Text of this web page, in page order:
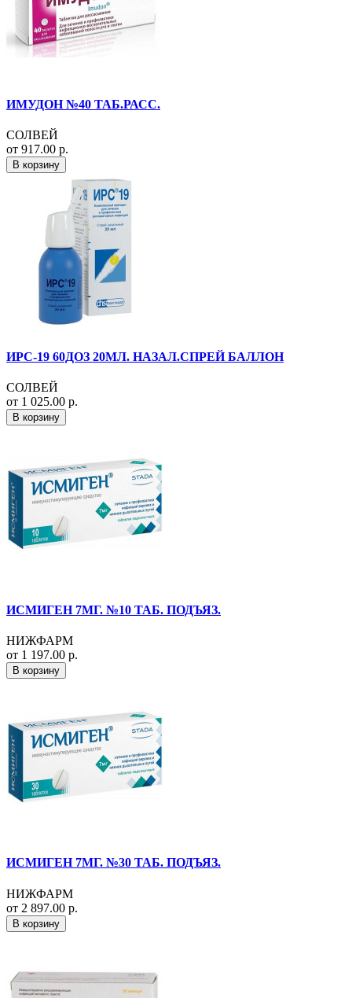
ИМУДОН №40 ТАБ.РАСС.
СОЛВЕЙ
от 917.00 р.
В корзину
ИРС-19 60ДОЗ 20МЛ. НАЗАЛ.СПРЕЙ БАЛЛОН
СОЛВЕЙ
от 1 025.00 р.
В корзину
ИСМИГЕН 7МГ. №10 ТАБ. ПОДЪЯЗ.
НИЖФАРМ
от 1 197.00 р.
В корзину
ИСМИГЕН 7МГ. №30 ТАБ. ПОДЪЯЗ.
НИЖФАРМ
от 2 897.00 р.
В корзину